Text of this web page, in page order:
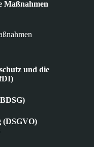
Maßnahmen
und die
(DSGVO)